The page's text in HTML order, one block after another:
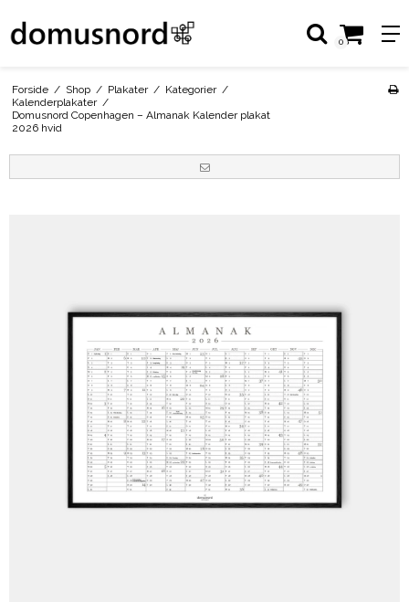
0
Forside / Shop / Plakater / Kategorier /
Kalenderplakater /
Domusnord Copenhagen – Almanak Kalender plakat
2026 hvid